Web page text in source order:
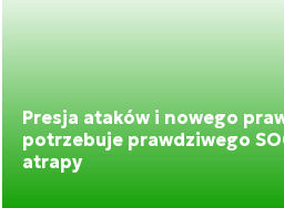
Presja ataków i nowego
potrzebuje prawdziwego
atrapy